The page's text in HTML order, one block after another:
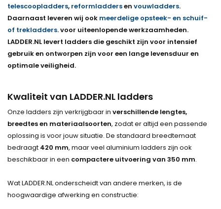
telescoopladders, reformladdersen vouwladders.
Daarnaast leveren wij ook meerdelige opsteek- en schuif-
of trekladders. voor uiteenlopende werkzaamheden.
LADDER.NL levert ladders die geschikt zijn voor intensief
gebruik en ontworpen zijn voor een lange levensduur en
optimale veiligheid.
Kwaliteit van LADDER.NL ladders
Onze ladders zijn verkrijgbaar in verschillende lengtes,
breedtes en materiaalsoorten, zodat er altijd een passende
oplossing is voor jouw situatie. De standaard breedtemaat
bedraagt 420 mm, maar veel aluminium ladders zijn ook
beschikbaar in een compactere uitvoering van 350 mm.
Wat LADDER.NL onderscheidt van andere merken, is de
hoogwaardige afwerking en constructie: